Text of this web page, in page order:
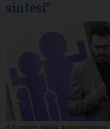
sintesi”